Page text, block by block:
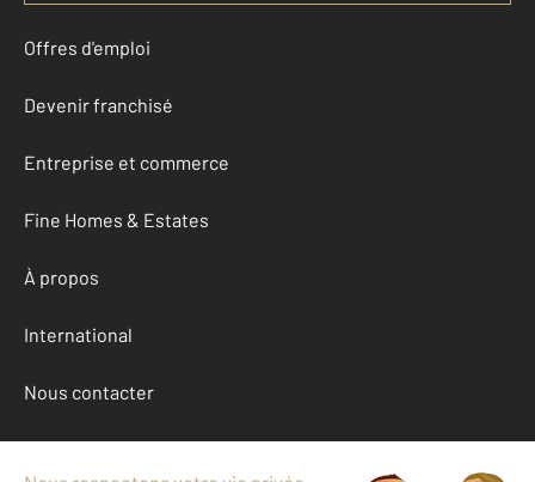
Offres d'emploi
Devenir franchisé
Entreprise et commerce
Fine Homes & Estates
À propos
International
Nous contacter